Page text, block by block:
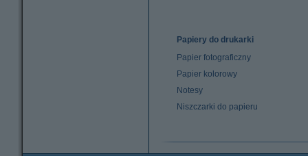
Papiery do drukarki
Papier fotograficzny
Papier kolorowy
Notesy
Niszczarki do papieru